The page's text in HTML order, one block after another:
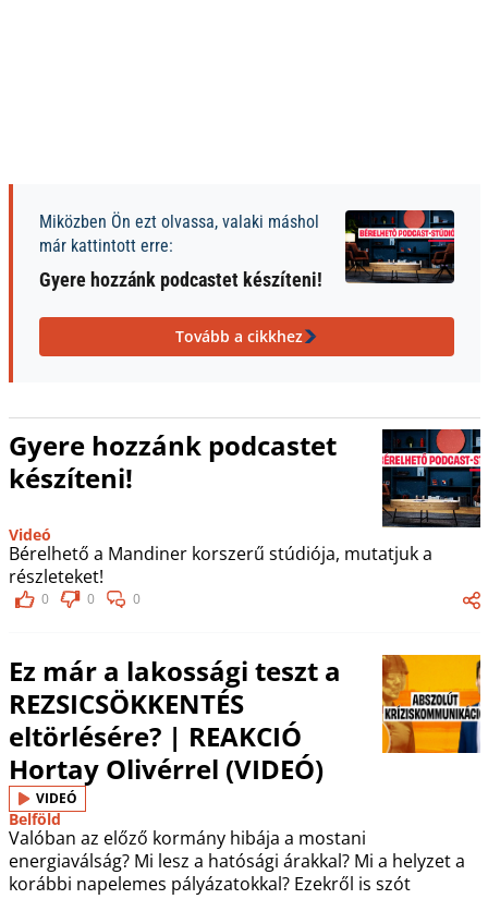
Miközben Ön ezt olvassa, valaki máshol
már kattintott erre:
Gyere hozzánk podcastet készíteni!
Tovább a cikkhez
Gyere hozzánk podcastet
készíteni!
Videó
Bérelhető a Mandiner korszerű stúdiója, mutatjuk a
részleteket!
0 0 0
Ez már a lakossági teszt a
REZSICSÖKKENTÉS
eltörlésére? | REAKCIÓ
Hortay Olivérrel (VIDEÓ)
VIDEÓ
Belföld
Valóban az előző kormány hibája a mostani
energiaválság? Mi lesz a hatósági árakkal? Mi a helyzet a
korábbi napelemes pályázatokkal? Ezekről is szót